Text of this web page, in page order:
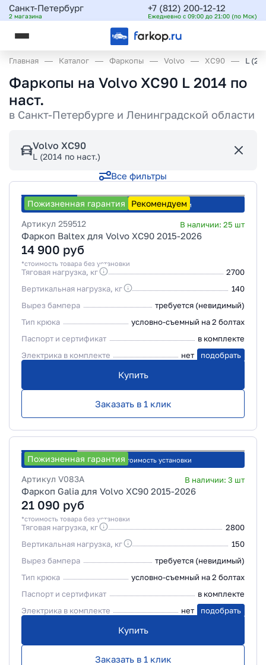
Санкт-Петербург
2 магазина
+7 (812) 200-12-12
Ежедневно с 09:00 до 21:00 (по Мск)
Главная Каталог Фаркопы Volvo XC90 L
Фаркопы на Volvo XC90 L 2014 по
наст.
в Санкт-Петербурге и Ленинградской области
Volvo XC90
L (2014 по наст.)
Все фильтры
Пожизненная гарантия Рекомендуем
Рассчитать стоимость установки
Артикул 259512 В наличии: 25 шт
Фаркоп Baltex для Volvo XC90 2015-2026
14 900 руб
*стоимость товара без установки
Тяговая нагрузка, кг
2700
Вертикальная нагрузка, кг
140
Вырез бампера
требуется (невидимый)
Тип крюка
условно-съемный на 2 болтах
Паспорт и сертификат
в комплекте
Электрика в комплекте
нет подобрать
Купить
Заказать в 1 клик
Пожизненная гарантияРассчитать стоимость установки
Артикул V083A В наличии: 3 шт
Фаркоп Galia для Volvo XC90 2015-2026
21 090 руб
*стоимость товара без установки
Тяговая нагрузка, кг
2800
Вертикальная нагрузка, кг
150
Вырез бампера
требуется (невидимый)
Тип крюка
условно-съемный на 2 болтах
Паспорт и сертификат
в комплекте
Электрика в комплекте
нет подобрать
Купить
Заказать в 1 клик